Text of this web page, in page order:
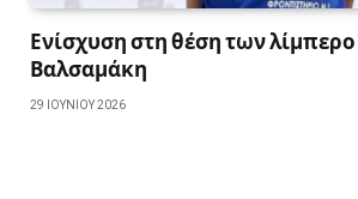
Ενίσχυση στη θέση των
Βαλσαμάκη
29 ΙΟΥΝΊΟΥ 2026